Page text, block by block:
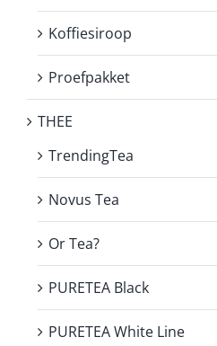
Koffiesiroop
Proefpakket
THEE
TrendingTea
Novus Tea
Or Tea?
PURETEA Black
PURETEA White Line